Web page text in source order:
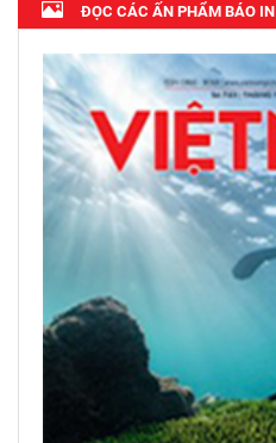
ĐỌC CÁC ẤN PHẨM BÁO IN